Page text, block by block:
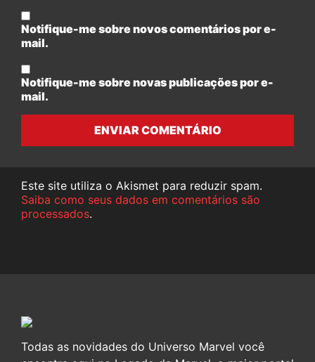
Notifique-me sobre novos comentários por e-
mail.
Notifique-me sobre novas publicações por e-
mail.
ENVIAR COMENTÁRIO
Este site utiliza o Akismet para reduzir spam.
Saiba como seus dados em comentários são
processados.
Todas as novidades do Universo Marvel você